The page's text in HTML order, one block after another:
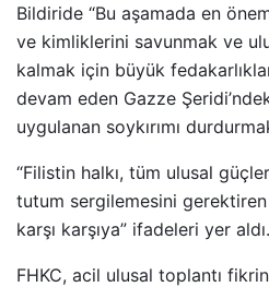
Bildiride “Bu aşamada en
ve kimliklerini savunmak ve
kalmak için büyük
devam eden Gazze
uygulanan soykırımı
“Filistin halkı, tüm ulusal
tutum sergilemesini
karşı karşıya” ifadeleri yer aldı.
FHKC, acil ulusal toplantı